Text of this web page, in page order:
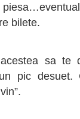
bilete.
sa te
pic desuet.